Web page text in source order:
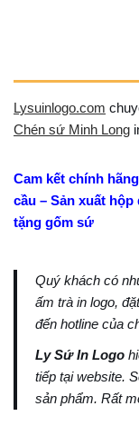
Lysuinlogo.com
Chén sứ Minh Long
Cam kết chính
cầu – Sản xuất
tặng gốm sứ
Quý khách có
ấm trà in logo,
đến hotline của
Ly Sứ In Logo
tiếp tại website.
sản phẩm. Rất